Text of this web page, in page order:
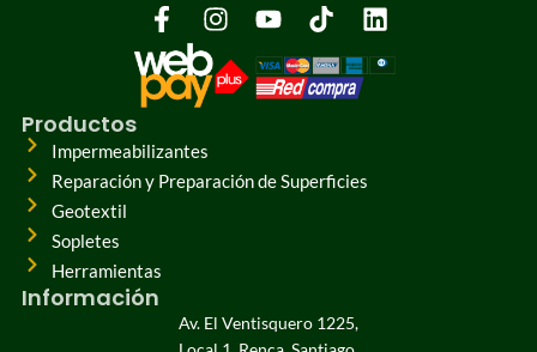
Información
Av. El Ventisquero 1225,
Productos
Impermeabilizantes
Reparación y Preparación de Superficies
Geotextil
Sopletes
Herramientas